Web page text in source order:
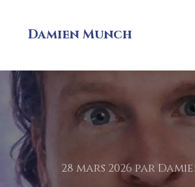
Damien Munch
28 mars 2026 par